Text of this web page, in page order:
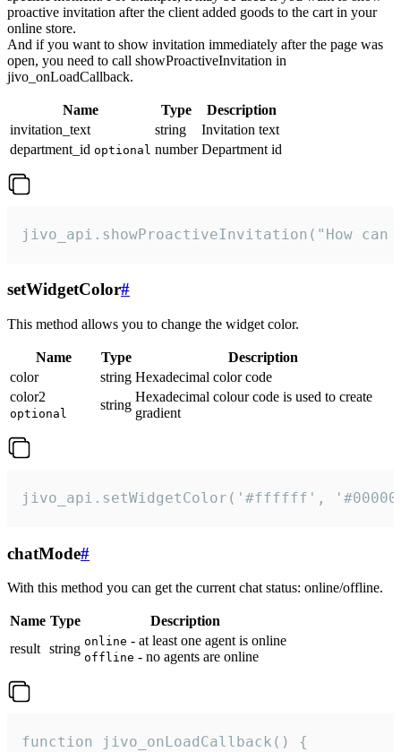
proactive invitation after the client added goods to the cart in your
online store.
And if you want to show invitation immediately after the page was
open, you need to call showProactiveInvitation in
jivo_onLoadCallback.
Name Type
Description
invitation_text
string
Invitation text
department_id optional number Department id
jivo_api.showProactiveInvitation("How
setWidgetColor#
This method allows you to change the widget color.
Name Type
Description
color
string Hexadecimal color code
color2
optional
string
Hexadecimal colour code is used to create
gradient
jivo_api.setWidgetColor('#ffffff',
chatMode#
With this method you can get the current chat status: online/offline.
Name Type
Description
result string online - at least one agent is online
offline - no agents are online
function jivo_onLoadCallback() {